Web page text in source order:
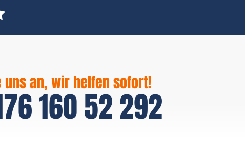
uns an, wir helfen sofort!
160 52 292